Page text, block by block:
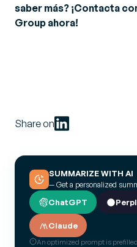
saber más? ¡Contacta
Group ahora!
Share on
SUMMARIZE WITH AI
— Get a personalized
ChatGPT
Claude
An optimized prompt is